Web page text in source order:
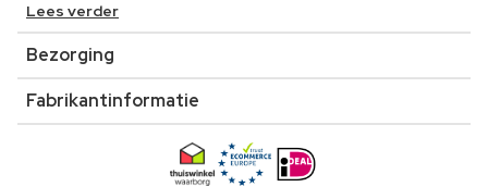
Lees verder
Bezorging
Fabrikantinformatie